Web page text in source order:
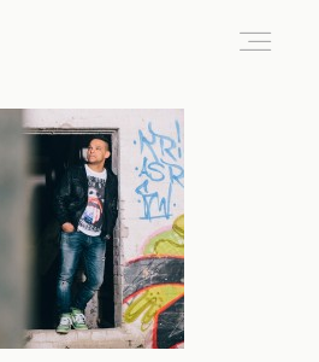
Hochzeit
Portrait